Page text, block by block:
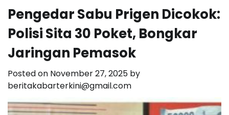
Pengedar Sabu Prigen Dicokok:
Polisi Sita 30 Poket, Bongkar
Jaringan Pemasok
Posted on November 27, 2025 by
beritakabarterkini@gmail.com